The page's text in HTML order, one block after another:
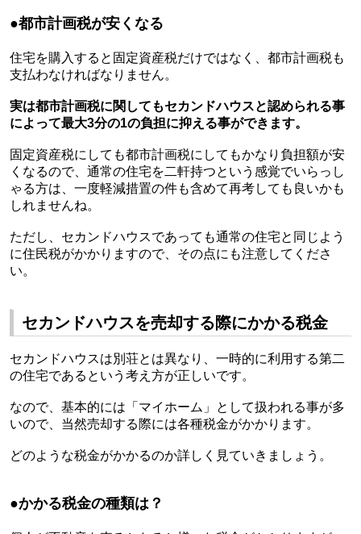
●都市計画税が安くなる
住宅を購入すると固定資産税だけではなく、都市計画税も
支払わなければなりません。
実は都市計画税に関してもセカンドハウスと認められる事
によって最大3分の1の負担に抑える事ができます。
固定資産税にしても都市計画税にしてもかなり負担額が安
くなるので、通常の住宅を二軒持つという感覚でいらっし
ゃる方は、一度軽減措置の件も含めて再考しても良いかも
しれませんね。
ただし、セカンドハウスであっても通常の住宅と同じよう
に住民税がかかりますので、その点にも注意してくださ
い。
セカンドハウスを売却する際にかかる税金
セカンドハウスは別荘とは異なり、一時的に利用する第二
の住宅であるという考え方が正しいです。
なので、基本的には「マイホーム」
として扱われる事が多
いので、当然売却する際には各種税金がかかります。
どのような税金がかかるのか詳しく見ていきましょう。
●かかる税金の種類は？